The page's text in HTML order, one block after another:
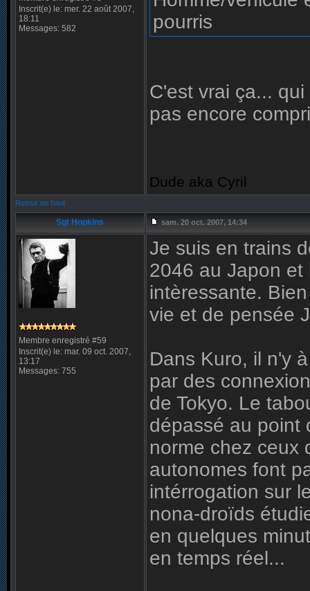
Inscrit(e) le: mer. 22 août 2007,
18:11
Messages: 582
pourris
C'est vrai ça...
pas encore
Dude aka Cyril
Retour en haut
Sgt Hopkins sam. 20 oct. 2007, 14:34
Membre enregistré #59
Inscrit(e) le: mar. 09 oct. 2007,
13:17
Messages: 755
Je suis en trains
2046 au Japon
intèressante.
vie et de pensée
Dans Kuro, il n'y
par des
de Tokyo. Le
dépassé au point
norme chez ceux
autonomes font
intérrogation sur
nona-droïds
en quelques
en temps réel...